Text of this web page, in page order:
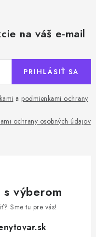
na váš e-mail
a podmienkami ochrany
ochrany osobných údajov
PRIHLÁSIŤ SA
s výberom
Sme tu pre vás!